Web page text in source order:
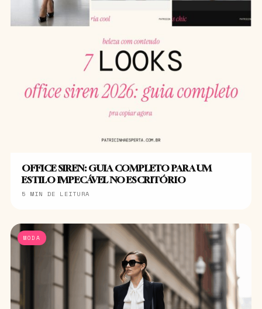
OFFICE SIREN: GUIA COMPLETO PARA UM
ESTILO IMPECÁVEL NO ESCRITÓRIO
5 MIN DE LEITURA
MODA